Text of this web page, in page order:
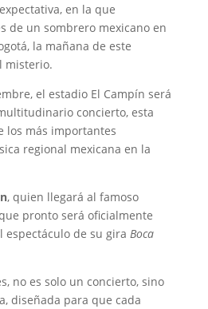
en la que
de un sombrero mexicano en
la mañana de este
misterio.
el estadio El Campín será
concierto, esta
los más importantes
regional mexicana en la
, quien llegará al famoso
pronto será oficialmente
de su gira Boca
no es solo un concierto, sino
diseñada para que cada